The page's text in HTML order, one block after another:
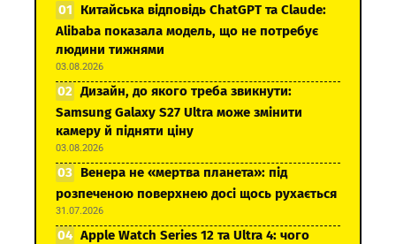
Китайська відповідь ChatGPT та Claude:
Alibaba показала модель, що не потребує
людини тижнями
03.08.2026
Дизайн, до якого треба звикнути:
Samsung Galaxy S27 Ultra може змінити
камеру й підняти ціну
03.08.2026
Венера не «мертва планета»: під
розпеченою поверхнею досі щось рухається
31.07.2026
Apple Watch Series 12 та Ultra 4: чого